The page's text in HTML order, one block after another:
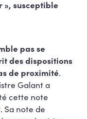
», susceptible
pas se
des dispositions
de proximité.
Galant a
cette note
Sa note de